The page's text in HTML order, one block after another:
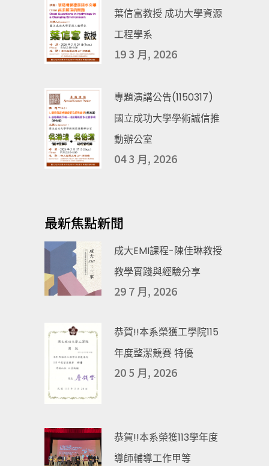
葉信富教授 成功大學資源
工程學系
19 3 月, 2026
專題演講公告(1150317)
國立成功大學學術誠信推
動辦公室
04 3 月, 2026
最新焦點新聞
成大EMI課程-陳佳琳教授
教學實踐與經驗分享
29 7 月, 2026
恭賀!!本系榮獲工學院115
年度整潔競賽 特優
20 5 月, 2026
恭賀!!本系榮獲113學年度
導師輔導工作甲等